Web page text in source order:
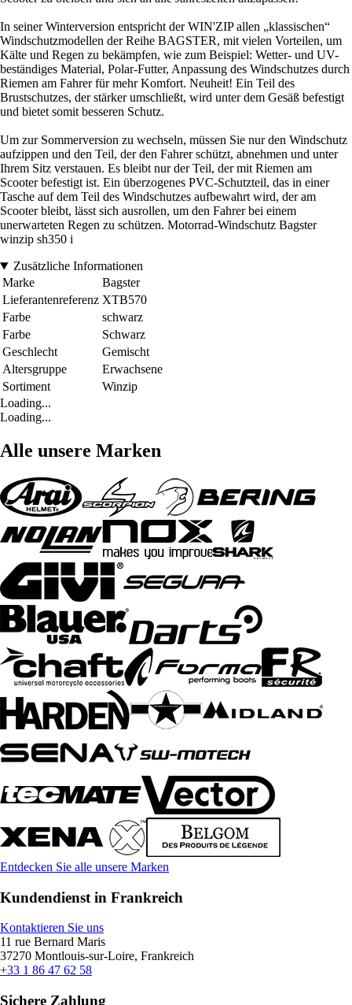
In seiner Winterversion entspricht der WIN'ZIP allen „klassischen“
Windschutzmodellen der Reihe BAGSTER, mit vielen Vorteilen, um
Kälte und Regen zu bekämpfen, wie zum Beispiel: Wetter- und UV-
beständiges Material, Polar-Futter, Anpassung des Windschutzes durch
Riemen am Fahrer für mehr Komfort. Neuheit! Ein Teil des
Brustschutzes, der stärker umschließt, wird unter dem Gesäß befestigt
und bietet somit besseren Schutz.
Um zur Sommerversion zu wechseln, müssen Sie nur den Windschutz
aufzippen und den Teil, der den Fahrer schützt, abnehmen und unter
Ihrem Sitz verstauen. Es bleibt nur der Teil, der mit Riemen am
Scooter befestigt ist. Ein überzogenes PVC-Schutzteil, das in einer
Tasche auf dem Teil des Windschutzes aufbewahrt wird, der am
Scooter bleibt, lässt sich ausrollen, um den Fahrer bei einem
unerwarteten Regen zu schützen. Motorrad-Windschutz Bagster
winzip sh350 i
Zusätzliche Informationen
Marke
Bagster
Lieferantenreferenz XTB570
Farbe
schwarz
Farbe
Schwarz
Geschlecht
Gemischt
Altersgruppe
Erwachsene
Sortiment
Winzip
Loading...
Loading...
Alle unsere Marken
Entdecken Sie alle unsere Marken
Kundendienst in Frankreich
Kontaktieren Sie uns
11 rue Bernard Maris
37270 Montlouis-sur-Loire, Frankreich
+33 1 86 47 62 58
Sichere Zahlung